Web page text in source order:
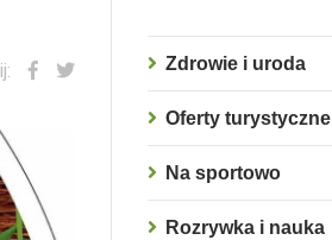
Zdrowie i uroda
Oferty turystyczne
Na sportowo
Rozrywka i nauka